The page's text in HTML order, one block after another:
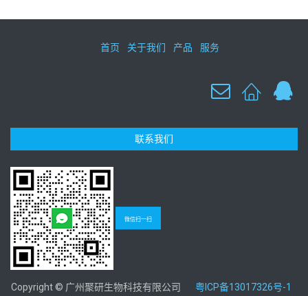
首页 关于我们 产品 服务
联系我们
微信扫一扫
Copyright © 广州聚研生物科技有限公司 粤ICP备13017326号-1